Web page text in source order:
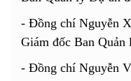
- Đồng chí Nguyễn
Giám đốc Ban
- Đồng chí Nguyễn